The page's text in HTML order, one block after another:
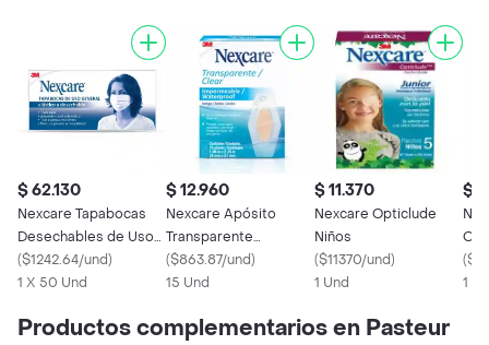
$ 62.130
Nexcare Tapabocas
Desechables de Uso
General
($1242.64/und)
1 X 50 Und
$ 12.960
Nexcare Apósito
Transparente
Impermeable
($863.87/und)
15 Und
$ 11.370
Nexcare Opticlude
Niños
($11370/und)
1 Und
$
(
1 X
Productos complementarios en Pasteur